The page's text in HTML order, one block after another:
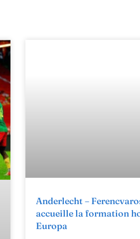
Anderlecht –
accueille la formation
Europa